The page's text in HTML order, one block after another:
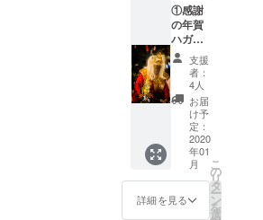
①感謝
の年賀
ハガキ
支援し
てくだ
さった
皆様
へ、綾
順博が
撮影し
た銀鏡
神楽の
写真を
使った
年賀ハ
支援
者：
4人
お届
け予
定：
2020
年01
月
詳細を見る
こ
の
リ
タ
ー
ン
を
選